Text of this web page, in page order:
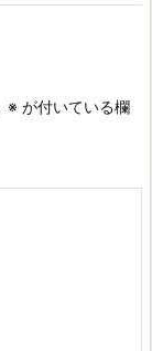
※ が付いている欄